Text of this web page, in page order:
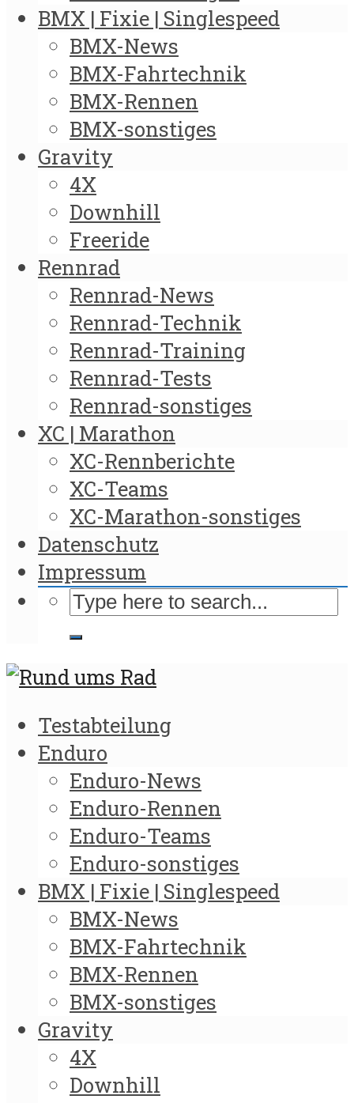
BMX | Fixie | Singlespeed
BMX-News
BMX-Fahrtechnik
BMX-Rennen
BMX-sonstiges
Gravity
4X
Downhill
Freeride
Rennrad
Rennrad-News
Rennrad-Technik
Rennrad-Training
Rennrad-Tests
Rennrad-sonstiges
XC | Marathon
XC-Rennberichte
XC-Teams
XC-Marathon-sonstiges
Datenschutz
Impressum
Testabteilung
Enduro
Enduro-News
Enduro-Rennen
Enduro-Teams
Enduro-sonstiges
BMX | Fixie | Singlespeed
BMX-News
BMX-Fahrtechnik
BMX-Rennen
BMX-sonstiges
Gravity
4X
Downhill